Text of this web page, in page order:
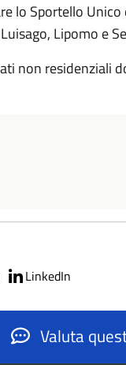
lo Sportello
Lipomo e
non
LinkedIn
Valuta